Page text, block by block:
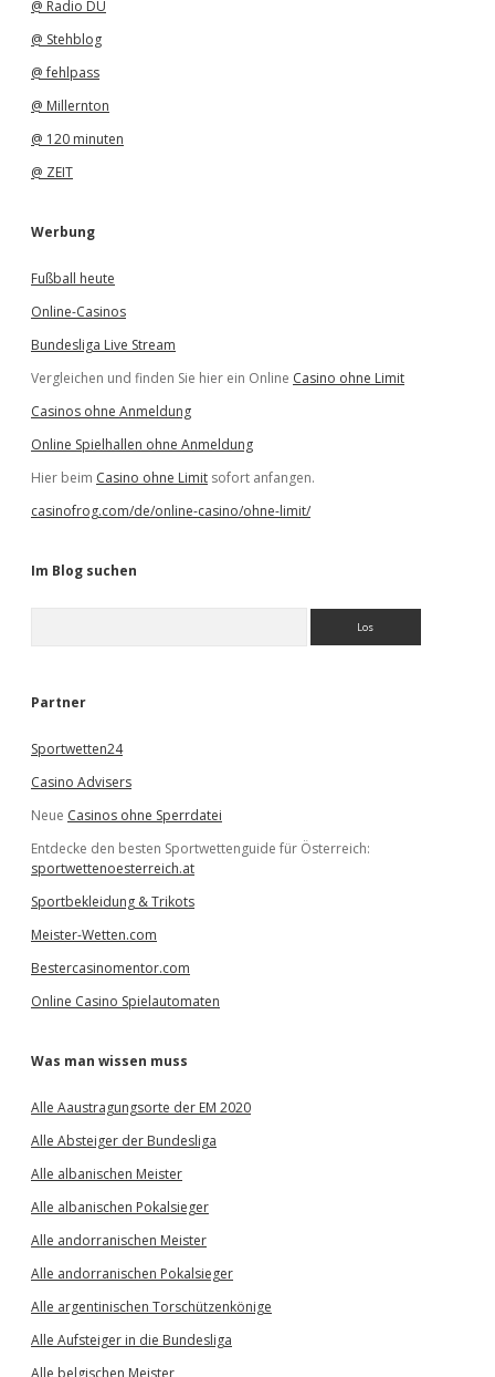
@ Radio DU
@ Stehblog
@ fehlpass
@ Millernton
@ 120 minuten
@ ZEIT
Werbung
Fußball heute
Online-Casinos
Bundesliga Live Stream
Vergleichen und finden Sie hier ein Online Casino ohne Limit
Casinos ohne Anmeldung
Online Spielhallen ohne Anmeldung
Hier beim Casino ohne Limit sofort anfangen.
casinofrog.com/de/online-casino/ohne-limit/
Im Blog suchen
e
Partner
Sportwetten24
Casino Advisers
Neue Casinos ohne Sperrdatei
Entdecke den besten Sportwettenguide für Österreich:
sportwettenoesterreich.at
Sportbekleidung & Trikots
Meister-Wetten.com
Bestercasinomentor.com
Online Casino Spielautomaten
Was man wissen muss
Alle Aaustragungsorte der EM 2020
Alle Absteiger der Bundesliga
Alle albanischen Meister
Alle albanischen Pokalsieger
Alle andorranischen Meister
Alle andorranischen Pokalsieger
Alle argentinischen Torschützenkönige
Alle Aufsteiger in die Bundesliga
Alle belgischen Meister